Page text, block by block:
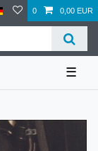
0 0,00 EUR
☰